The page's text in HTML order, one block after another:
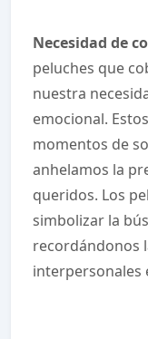
Necesidad de
peluches que
nuestra
emocional.
momentos de
anhelamos la
queridos. Los
simbolizar la
recordándonos
interpersonales